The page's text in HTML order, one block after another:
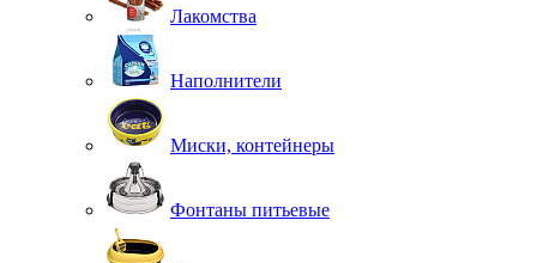
Лакомства
Наполнители
Миски, контейнеры
Фонтаны питьевые